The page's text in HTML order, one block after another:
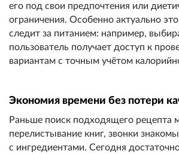
его под свои предпочтения или
ограничения. Особенно актуально
следит за питанием: например,
пользователь получает доступ к
вариантам с точным учётом
Экономия времени без потери
Раньше поиск подходящего рецепта
перелистывание книг, звонки
с ингредиентами. Сегодня